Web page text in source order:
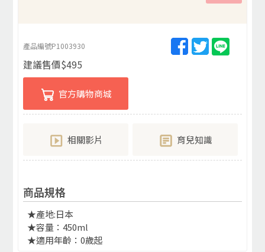
產品編號P1003930
建議售價$495
官方購物商城
相關影片 育兒知識
商品規格
★產地:日本
★容量：450ml
★適用年齡：0歲起